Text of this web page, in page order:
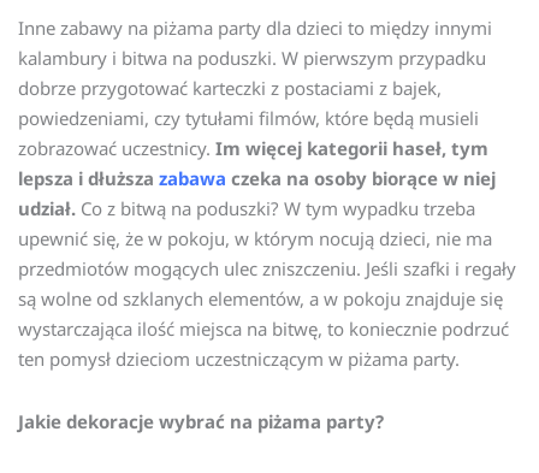
Inne zabawy na piżama party dla dzieci to między innymi
kalambury i bitwa na poduszki. W pierwszym przypadku
dobrze przygotować karteczki z postaciami z bajek,
powiedzeniami, czy tytułami filmów, które będą musieli
zobrazować uczestnicy. Im więcej kategorii haseł, tym
lepsza i dłuższa zabawa czeka na osoby biorące w niej
udział. Co z bitwą na poduszki? W tym wypadku trzeba
upewnić się, że w pokoju, w którym nocują dzieci, nie ma
przedmiotów mogących ulec zniszczeniu. Jeśli szafki i regały
są wolne od szklanych elementów, a w pokoju znajduje się
wystarczająca ilość miejsca na bitwę, to koniecznie podrzuć
ten pomysł dzieciom uczestniczącym w piżama party.
Jakie dekoracje wybrać na piżama party?